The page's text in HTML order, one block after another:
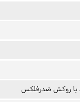
با روکش ضدرفلکس